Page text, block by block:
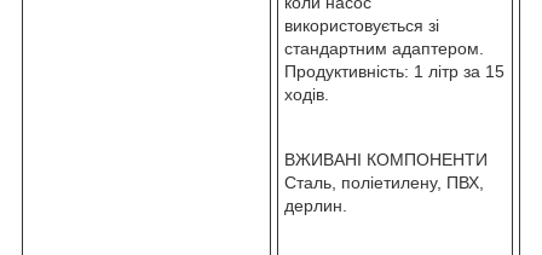
використовується зі
стандартним адаптером.
Продуктивність: 1 літр за 15
ходів.
ВЖИВАНІ КОМПОНЕНТИ
Сталь, поліетилену, ПВХ,
дерлин.